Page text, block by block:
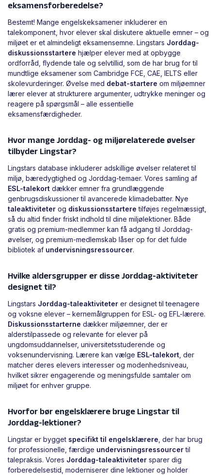
eksamensforberedelse?
Bestemt! Mange engelskeksamener inkluderer en
talekomponent, hvor elever skal diskutere aktuelle emner – og
miljøet er et almindeligt eksamensemne. Lingstars Jorddag-
diskussionsstartere hjælper elever med at opbygge
ordforråd, flydende tale og selvtillid, som de har brug for til
mundtlige eksamener som Cambridge FCE, CAE, IELTS eller
skolevurderinger. Øvelse med debat-startere om miljøemner
lærer elever at strukturere argumenter, udtrykke meninger og
reagere på spørgsmål – alle essentielle
eksamensfærdigheder.
Hvor mange Jorddag- og miljørelaterede øvelser
tilbyder Lingstar?
Lingstars database inkluderer adskillige øvelser relateret til
miljø, bæredygtighed og Jorddag-temaer. Vores samling af
ESL-talekort dækker emner fra grundlæggende
genbrugsdiskussioner til avancerede klimadebatter. Nye
taleaktiviteter og diskussionsstartere tilføjes regelmæssigt,
så du altid finder friskt indhold til dine miljølektioner. Både
gratis og premium-medlemmer kan få adgang til Jorddag-
øvelser, og premium-medlemskab låser op for det fulde
bibliotek af undervisningsressourcer.
Hvilke aldersgrupper er disse Jorddag-aktiviteter
designet til?
Lingstars Jorddag-taleaktiviteter er designet til teenagere
og voksne elever – kernemålgruppen for ESL- og EFL-lærere.
Diskussionsstarterne dækker miljøemner, der er
alderstilpassede og relevante for elever på
ungdomsuddannelser, universitetsstuderende og
voksenundervisning. Lærere kan vælge ESL-talekort, der
matcher deres elevers interesser og modenhedsniveau,
hvilket sikrer engagerende og meningsfulde samtaler om
miljøet for enhver gruppe.
Hvorfor bør engelsklærere bruge Lingstar til
Jorddag-lektioner?
Lingstar er bygget specifikt til engelsklærere, der har brug
for professionelle, færdige undervisningsressourcertil
talepraksis. Vores Jorddag-taleaktiviteter sparer dig
forberedelsestid, moderniserer dine lektioner og holder